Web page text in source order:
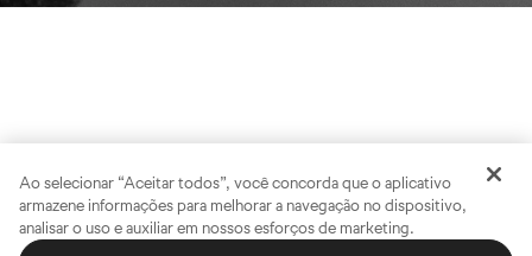
Ao selecionar “Aceitar todos”, você concorda que o aplicativo
armazene informações para melhorar a navegação no dispositivo,
analisar o uso e auxiliar em nossos esforços de marketing.